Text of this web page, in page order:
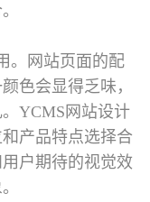
。网站页面的配
色会显得乏味，
YCMS网站设计
产品特点选择合
户期待的视觉效